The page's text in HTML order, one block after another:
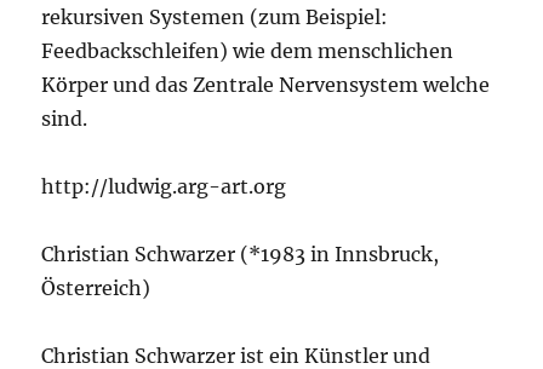
rekursiven Systemen (zum Beispiel:
Feedbackschleifen) wie dem menschlichen
Körper und das Zentrale Nervensystem welche
sind.
http://ludwig.arg-art.org
Christian Schwarzer (*1983 in Innsbruck,
Österreich)
Christian Schwarzer ist ein Künstler und